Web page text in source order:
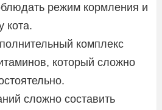
режим кормления и
кота.
комплекс
который сложно
сложно составить